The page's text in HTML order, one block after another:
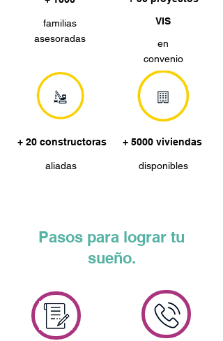
familias
asesoradas
+ 20 constructoras
aliadas
VIS
en
convenio
+ 5000 viviendas
disponibles
Pasos para lograr tu
sueño.